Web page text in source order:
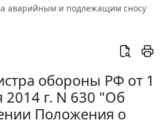
аварийным и подлежащим сносу
обороны РФ от 1
2014 г. N 630 "Об
Положения о